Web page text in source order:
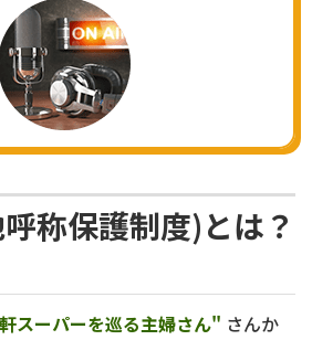
称保護制度)とは？
スーパーを巡る主婦さん" さんか